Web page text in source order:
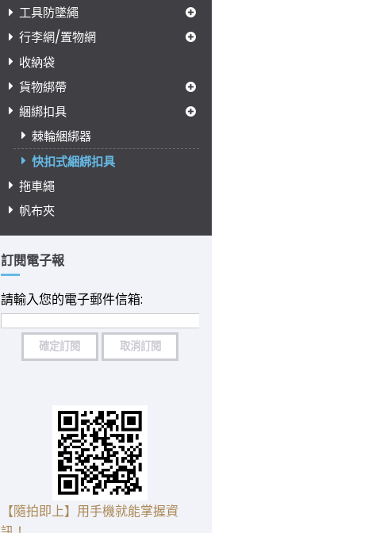
工具防墜繩
行李網/置物網
收納袋
貨物綁帶
綑綁扣具
棘輪綑綁器
快扣式綑綁扣具
拖車繩
帆布夾
訂閱電子報
請輸入您的電子郵件信箱:
【隨拍即上】用手機就能掌握資